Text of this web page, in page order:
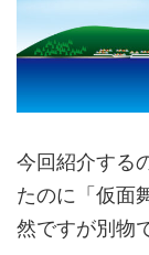
今回紹介する
たのに「仮面
然ですが別物